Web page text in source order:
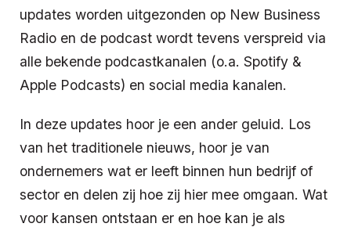
updates worden uitgezonden op New Business
Radio en de podcast wordt tevens verspreid via
alle bekende podcastkanalen (o.a. Spotify &
Apple Podcasts) en social media kanalen.
In deze updates hoor je een ander geluid. Los
van het traditionele nieuws, hoor je van
ondernemers wat er leeft binnen hun bedrijf of
sector en delen zij hoe zij hier mee omgaan. Wat
voor kansen ontstaan er en hoe kan je als